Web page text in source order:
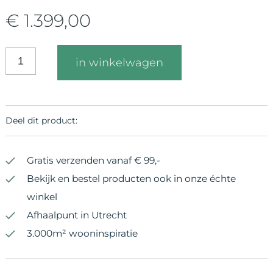
€ 1.399,00
in winkelwagen
Deel dit product:
Gratis verzenden vanaf € 99,-
Bekijk en bestel producten ook in onze échte
winkel
Afhaalpunt in Utrecht
3.000m² wooninspiratie